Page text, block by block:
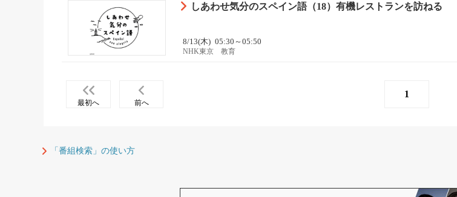
しあわせ気分のスペイン語（18）有機レストランを訪ねる
8/13(木) 05:30～05:50
NHK東京 教育
最初へ 前へ
1
「番組検索」の使い方